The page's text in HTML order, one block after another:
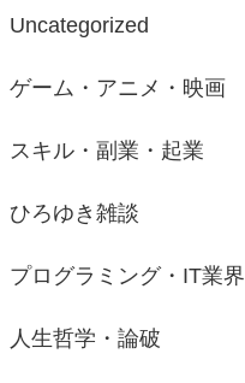
Uncategorized
ゲーム・アニメ・映画
スキル・副業・起業
ひろゆき雑談
プログラミング・IT業界
人生哲学・論破